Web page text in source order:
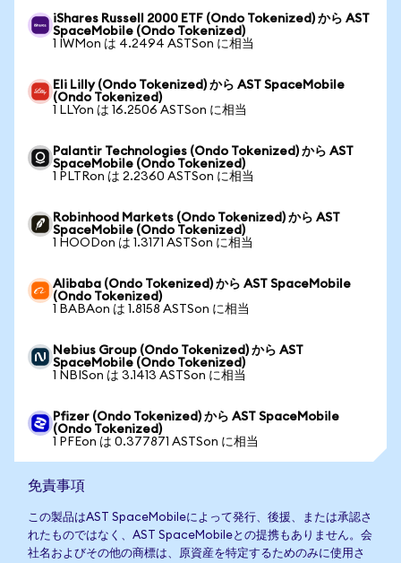
iShares Russell 2000 ETF (Ondo Tokenized) から AST
SpaceMobile (Ondo Tokenized)
1 IWMon は 4.2494 ASTSon に相当
Eli Lilly (Ondo Tokenized) から AST SpaceMobile
(Ondo Tokenized)
1 LLYon は 16.2506 ASTSon に相当
Palantir Technologies (Ondo Tokenized) から AST
SpaceMobile (Ondo Tokenized)
1 PLTRon は 2.2360 ASTSon に相当
Robinhood Markets (Ondo Tokenized) から AST
SpaceMobile (Ondo Tokenized)
1 HOODon は 1.3171 ASTSon に相当
Alibaba (Ondo Tokenized) から AST SpaceMobile
(Ondo Tokenized)
1 BABAon は 1.8158 ASTSon に相当
Nebius Group (Ondo Tokenized) から AST
SpaceMobile (Ondo Tokenized)
1 NBISon は 3.1413 ASTSon に相当
Pfizer (Ondo Tokenized) から AST SpaceMobile
(Ondo Tokenized)
1 PFEon は 0.377871 ASTSon に相当
免責事項
この製品はAST SpaceMobileによって発行、後援、または承認さ
れたものではなく、AST SpaceMobileとの提携もありません。会
社名およびその他の商標は、原資産を特定するためのみに使用さ